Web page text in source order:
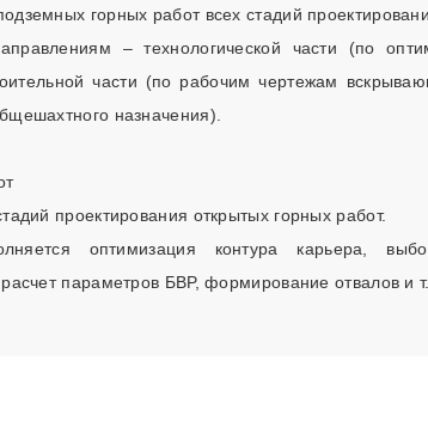
горных работ всех стадий
– технологической части (по
части (по рабочим чертежам
назначения).
проектирования открытых горных работ.
оптимизация контура карьера,
параметров БВР, формирование отвалов и